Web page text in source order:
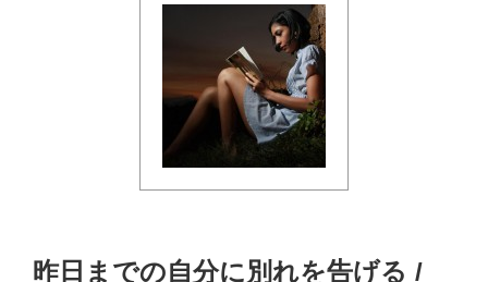
昨日までの自分に別れを告げる /